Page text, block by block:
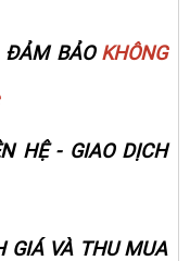
BẢO KHÔNG
HỆ - GIAO DỊCH
VÀ THU MUA